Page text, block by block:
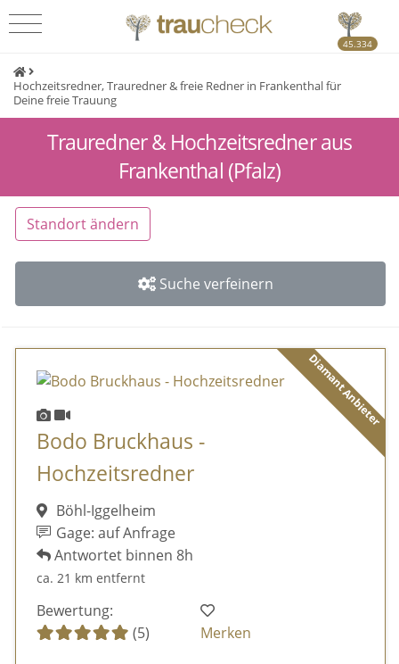
45.334
Hochzeitsredner, Trauredner & freie Redner in Frankenthal für
Deine freie Trauung
Trauredner & Hochzeitsredner aus
Frankenthal (Pfalz)
Standort ändern
Suche verfeinern
Diamant Anbieter
Bodo Bruckhaus -
Hochzeitsredner
Böhl-Iggelheim
Gage: auf Anfrage
Antwortet binnen 8h
ca. 21 km entfernt
Bewertung:
(5)
Merken